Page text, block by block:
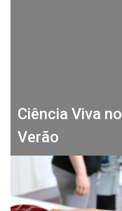
Ciência Viva no
Verão